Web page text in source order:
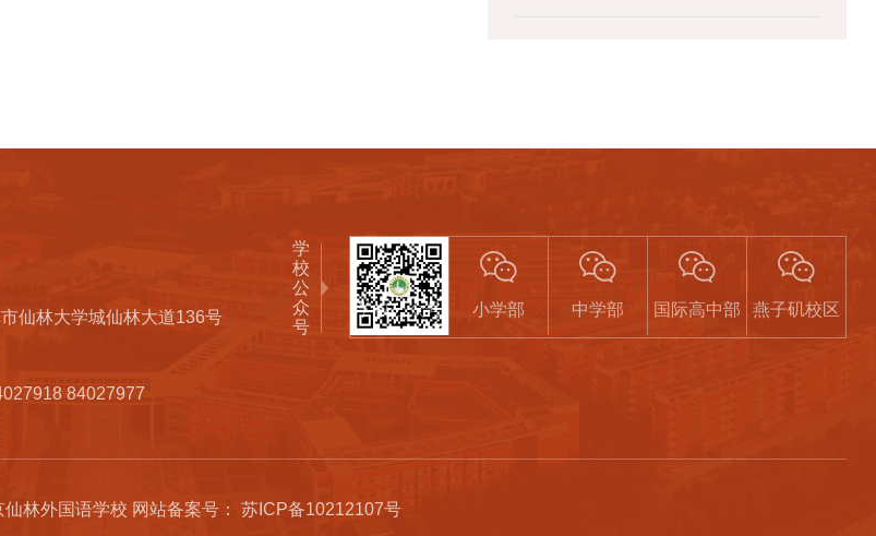
仙林大学城仙林大道136号
84027977
学校公众号 小学部 中学部 国际高中部 燕子矶校区
仙林外国语学校 网站备案号： 苏ICP备10212107号